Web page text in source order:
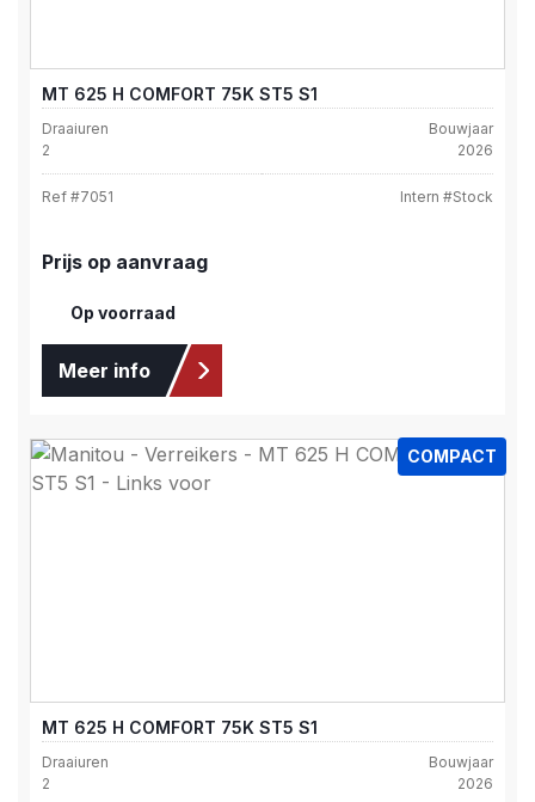
MT 625 H COMFORT 75K ST5 S1
Draaiuren
2
Bouwjaar
2026
Ref #7051 Intern #Stock
Prijs op aanvraag
Op voorraad
Meer info
COMPACT
MT 625 H COMFORT 75K ST5 S1
Draaiuren
2
Bouwjaar
2026